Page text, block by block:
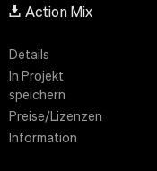
Action Mix
Details
In Projekt
speichern
Preise/Lizenzen
Information